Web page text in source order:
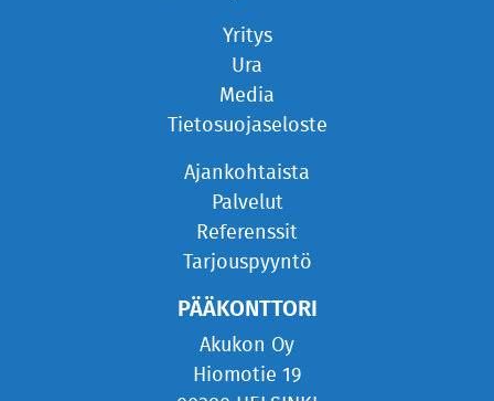
Yritys
Ura
Media
Tietosuojaseloste
Ajankohtaista
Palvelut
Referenssit
Tarjouspyyntö
PÄÄKONTTORI
Akukon Oy
Hiomotie 19